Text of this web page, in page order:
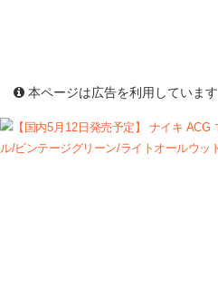
本ページは広告を利用しています